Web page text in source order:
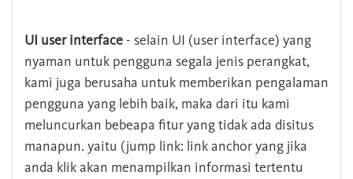
UI user interface - selain UI (user interface) yang
nyaman untuk pengguna segala jenis perangkat,
kami juga berusaha untuk memberikan pengalaman
pengguna yang lebih baik, maka dari itu kami
meluncurkan bebeapa fitur yang tidak ada disitus
manapun. yaitu (jump link: link anchor yang jika
anda klik akan menampilkan informasi tertentu